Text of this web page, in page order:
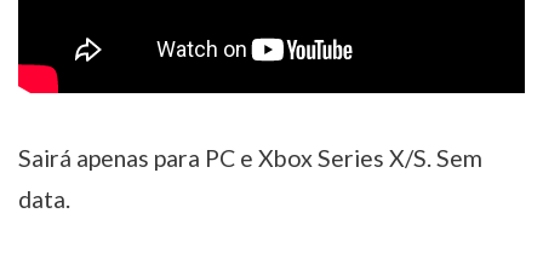
Sairá apenas para PC e Xbox Series X/S. Sem
data.